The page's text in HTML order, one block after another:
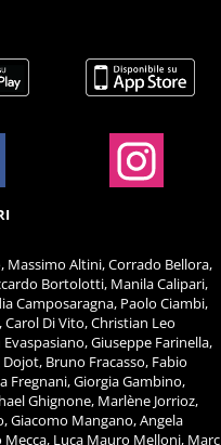
Massimo Altini, Corrado Bellora,
Bortolotti, Manila Calipari,
Camposaragna, Paolo Ciambi,
Di Vito, Christian Leo
Giuseppe Farinella,
Bruno Fracasso, Fabio
Fregnani, Giorgia Gambino,
Ghignone, Marlène Jorrioz,
Giacomo Mangano, Angela
Mecca, Luca Mauro Melloni, Marc